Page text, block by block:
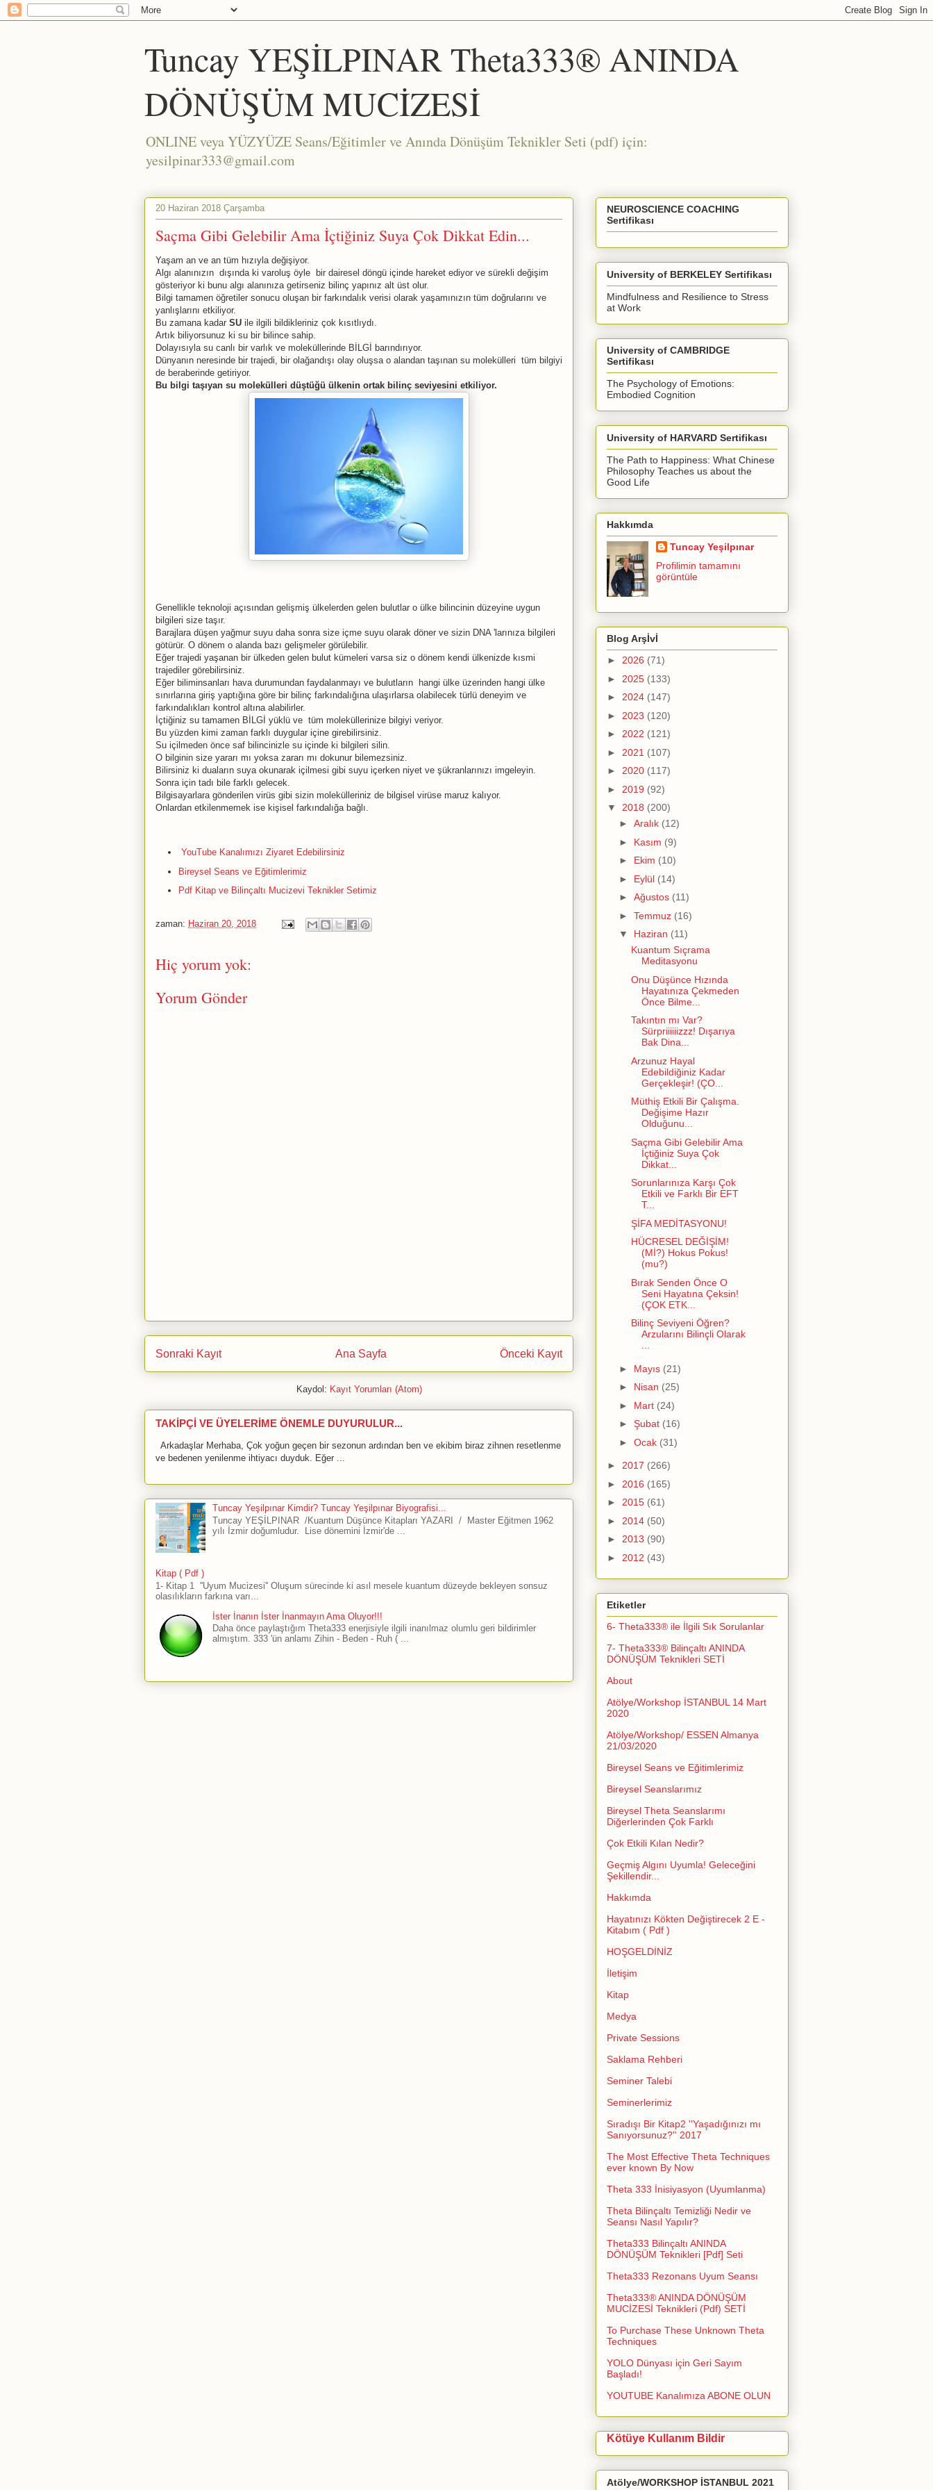
Tuncay YEŞİLPINAR Theta333® ANINDA
DÖNÜŞÜM MUCİZESİ
ONLINE veya YÜZYÜZE Seans/Eğitimler ve Anında Dönüşüm Teknikler Seti (pdf) için:
yesilpinar333@gmail.com
20 Haziran 2018 Çarşamba
Saçma Gibi Gelebilir Ama İçtiğiniz Suya Çok Dikkat Edin...
Yaşam an ve an tüm hızıyla değişiyor.
Algı alanınızın dışında ki varoluş öyle bir dairesel döngü içinde hareket ediyor ve sürekli değişim
gösteriyor ki bunu algı alanınıza getirseniz bilinç yapınız alt üst olur.
Bilgi tamamen öğretiler sonucu oluşan bir farkındalık verisi olarak yaşamınızın tüm doğrularını ve
yanlışlarını etkiliyor.
Bu zamana kadar SU ile ilgili bildikleriniz çok kısıtlıydı.
Artık biliyorsunuz ki su bir bilince sahip.
Dolayısıyla su canlı bir varlık ve moleküllerinde BİLGİ barındırıyor.
Dünyanın neresinde bir trajedi, bir olağandışı olay oluşsa o alandan taşınan su molekülleri tüm bilgiyi
de beraberinde getiriyor.
Bu bilgi taşıyan su molekülleri düştüğü ülkenin ortak bilinç seviyesini etkiliyor.
Genellikle teknoloji açısından gelişmiş ülkelerden gelen bulutlar o ülke bilincinin düzeyine uygun
bilgileri size taşır.
Barajlara düşen yağmur suyu daha sonra size içme suyu olarak döner ve sizin DNA 'larınıza bilgileri
götürür. O dönem o alanda bazı gelişmeler görülebilir.
Eğer trajedi yaşanan bir ülkeden gelen bulut kümeleri varsa siz o dönem kendi ülkenizde kısmi
trajediler görebilirsiniz.
Eğer biliminsanları hava durumundan faydalanmayı ve bulutların hangi ülke üzerinden hangi ülke
sınırlarına giriş yaptığına göre bir bilinç farkındalığına ulaşırlarsa olabilecek türlü deneyim ve
farkındalıkları kontrol altına alabilirler.
İçtiğiniz su tamamen BİLGİ yüklü ve tüm moleküllerinize bilgiyi veriyor.
Bu yüzden kimi zaman farklı duygular içine girebilirsiniz.
Su içilmeden önce saf bilincinizle su içinde ki bilgileri silin.
O bilginin size yararı mı yoksa zararı mı dokunur bilemezsiniz.
Bilirsiniz ki duaların suya okunarak içilmesi gibi suyu içerken niyet ve şükranlarınızı imgeleyin.
Sonra için tadı bile farklı gelecek.
Bilgisayarlara gönderilen virüs gibi sizin molekülleriniz de bilgisel virüse maruz kalıyor.
Onlardan etkilenmemek ise kişisel farkındalığa bağlı.
YouTube Kanalımızı Ziyaret Edebilirsiniz
Bireysel Seans ve Eğitimlerimiz
Pdf Kitap ve Bilinçaltı Mucizevi Teknikler Setimiz
zaman: Haziran 20, 2018
Hiç yorum yok:
Yorum Gönder
Sonraki Kayıt Önceki Kayıt
Ana Sayfa
Kaydol: Kayıt Yorumları (Atom)
TAKİPÇİ VE ÜYELERİME ÖNEMLE DUYURULUR...
Arkadaşlar Merhaba, Çok yoğun geçen bir sezonun ardından ben ve ekibim biraz zihnen resetlenme
ve bedenen yenilenme ihtiyacı duyduk. Eğer ...
Tuncay Yeşilpınar Kimdir? Tuncay Yeşilpınar Biyografisi...
Tuncay YEŞİLPINAR /Kuantum Düşünce Kitapları YAZARI / Master Eğitmen 1962
yılı İzmir doğumludur. Lise dönemini İzmir'de ...
Kitap ( Pdf )
1- Kitap 1 ''Uyum Mucizesi'' Oluşum sürecinde ki asıl mesele kuantum düzeyde bekleyen sonsuz
olasılıkların farkına varı...
İster İnanın İster İnanmayın Ama Oluyor!!!
Daha önce paylaştığım Theta333 enerjisiyle ilgili inanılmaz olumlu geri bildirimler
almıştım. 333 'ün anlamı Zihin - Beden - Ruh ( ...
NEUROSCIENCE COACHING
Sertifikası
University of BERKELEY Sertifikası
Mindfulness and Resilience to Stress
at Work
University of CAMBRIDGE
Sertifikası
The Psychology of Emotions:
Embodied Cognition
University of HARVARD Sertifikası
The Path to Happiness: What Chinese
Philosophy Teaches us about the
Good Life
Hakkımda
Tuncay Yeşilpınar
Profilimin tamamını
görüntüle
Blog Arşİvİ
► 2026 (71)
► 2025 (133)
► 2024 (147)
► 2023 (120)
► 2022 (121)
► 2021 (107)
► 2020 (117)
► 2019 (92)
▼ 2018 (200)
► Aralık (12)
► Kasım (9)
► Ekim (10)
► Eylül (14)
► Ağustos (11)
► Temmuz (16)
▼ Haziran (11)
Kuantum Sıçrama
Meditasyonu
Onu Düşünce Hızında
Hayatınıza Çekmeden
Önce Bilme...
Takıntın mı Var?
Sürpriiiiiizzz! Dışarıya
Bak Dina...
Arzunuz Hayal
Edebildiğiniz Kadar
Gerçekleşir! (ÇO...
Müthiş Etkili Bir Çalışma.
Değişime Hazır
Olduğunu...
Saçma Gibi Gelebilir Ama
İçtiğiniz Suya Çok
Dikkat...
Sorunlarınıza Karşı Çok
Etkili ve Farklı Bir EFT
T...
ŞİFA MEDİTASYONU!
HÜCRESEL DEĞİŞİM!
(Mİ?) Hokus Pokus!
(mu?)
Bırak Senden Önce O
Seni Hayatına Çeksin!
(ÇOK ETK...
Bilinç Seviyeni Öğren?
Arzularını Bilinçli Olarak
...
► Mayıs (21)
► Nisan (25)
► Mart (24)
► Şubat (16)
► Ocak (31)
► 2017 (266)
► 2016 (165)
► 2015 (61)
► 2014 (50)
► 2013 (90)
► 2012 (43)
Etiketler
6- Theta333® ile İlgili Sık Sorulanlar
7- Theta333® Bilinçaltı ANINDA
DÖNÜŞÜM Teknikleri SETİ
About
Atölye/Workshop İSTANBUL 14 Mart
2020
Atölye/Workshop/ ESSEN Almanya
21/03/2020
Bireysel Seans ve Eğitimlerimiz
Bireysel Seanslarımız
Bireysel Theta Seanslarımı
Diğerlerinden Çok Farklı
Çok Etkili Kılan Nedir?
Geçmiş Algını Uyumla! Geleceğini
Şekillendir...
Hakkımda
Hayatınızı Kökten Değiştirecek 2 E -
Kitabım ( Pdf )
HOŞGELDİNİZ
İletişim
Kitap
Medya
Private Sessions
Saklama Rehberi
Seminer Talebi
Seminerlerimiz
Sıradışı Bir Kitap2 ''Yaşadığınızı mı
Sanıyorsunuz?'' 2017
The Most Effective Theta Techniques
ever known By Now
Theta 333 İnisiyasyon (Uyumlanma)
Theta Bilinçaltı Temizliği Nedir ve
Seansı Nasıl Yapılır?
Theta333 Bilinçaltı ANINDA
DÖNÜŞÜM Teknikleri [Pdf] Seti
Theta333 Rezonans Uyum Seansı
Theta333® ANINDA DÖNÜŞÜM
MUCİZESİ Teknikleri (Pdf) SETİ
To Purchase These Unknown Theta
Techniques
YOLO Dünyası için Geri Sayım
Başladı!
YOUTUBE Kanalımıza ABONE OLUN
Kötüye Kullanım Bildir
Atölye/WORKSHOP İSTANBUL 2021